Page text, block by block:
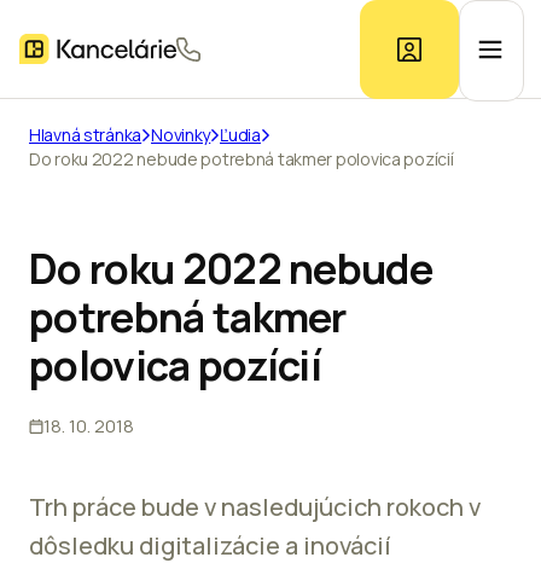
Ponuka kancelárií
Prieskum trhu
Kontakt
Hlavná stránka Novinky Ľudia
Do roku 2022 nebude potrebná takmer polovica pozícií
Do roku 2022 nebude
potrebná takmer
polovica pozícií
18. 10. 2018
Trh práce bude v nasledujúcich rokoch v
dôsledku digitalizácie a inovácií